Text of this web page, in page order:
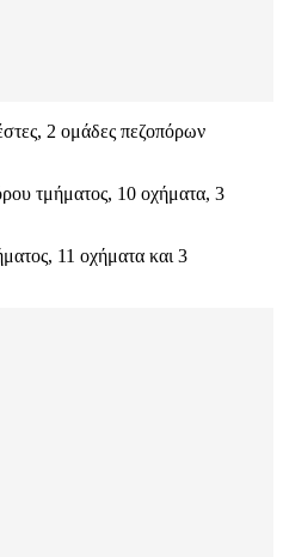
2 ομάδες πεζοπόρων
τμήματος, 10 οχήματα, 3
11 οχήματα και 3